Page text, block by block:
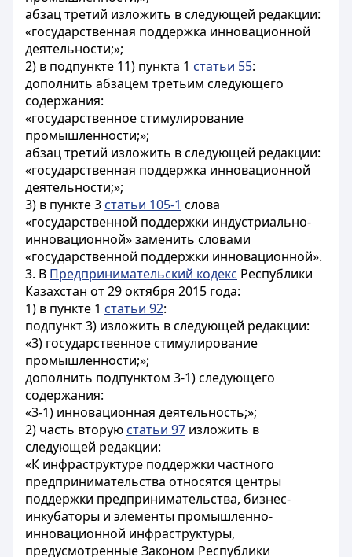
абзац третий изложить в следующей редакции:
«государственная поддержка инновационной
деятельности;»;
2) в подпункте 11) пункта 1 статьи 55:
дополнить абзацем третьим следующего
содержания:
«государственное стимулирование
промышленности;»;
абзац третий изложить в следующей редакции:
«государственная поддержка инновационной
деятельности;»;
3) в пункте 3 статьи 105-1 слова
«государственной поддержки индустриально-
инновационной» заменить словами
«государственной поддержки инновационной».
3. В Предпринимательский кодекс Республики
Казахстан от 29 октября 2015 года:
1) в пункте 1 статьи 92:
подпункт 3) изложить в следующей редакции:
«3) государственное стимулирование
промышленности;»;
дополнить подпунктом 3-1) следующего
содержания:
«3-1) инновационная деятельность;»;
2) часть вторую статьи 97 изложить в
следующей редакции:
«К инфраструктуре поддержки частного
предпринимательства относятся центры
поддержки предпринимательства, бизнес-
инкубаторы и элементы промышленно-
инновационной инфраструктуры,
предусмотренные Законом Республики